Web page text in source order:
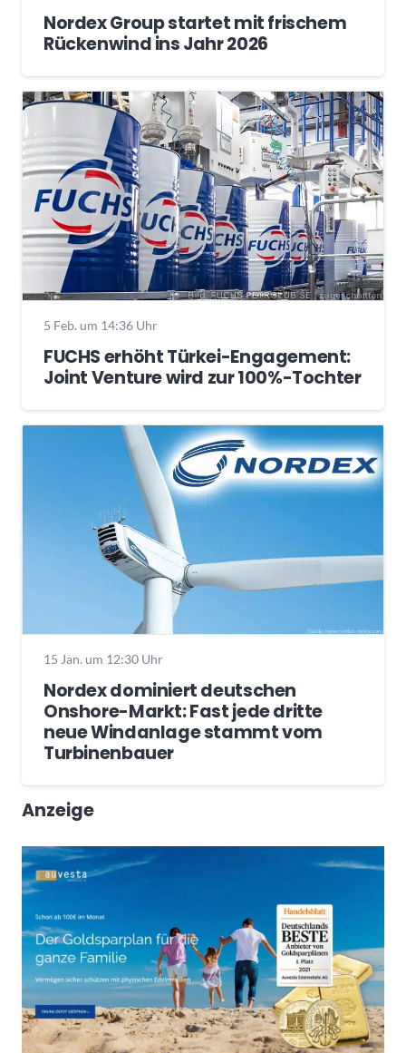
Nordex Group startet mit frischem
Rückenwind ins Jahr 2026
5 Feb. um 14:36 Uhr
FUCHS erhöht Türkei-Engagement:
Joint Venture wird zur 100%-Tochter
15 Jan. um 12:30 Uhr
Nordex dominiert deutschen
Onshore-Markt: Fast jede dritte
neue Windanlage stammt vom
Turbinenbauer
Anzeige